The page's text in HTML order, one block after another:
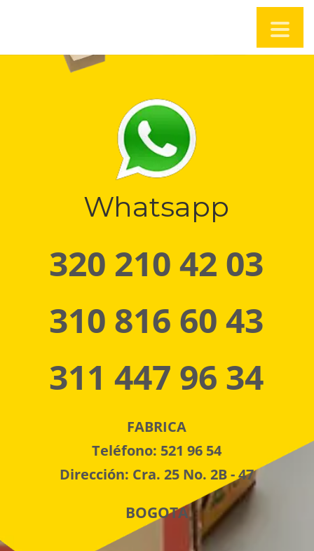
Whatsapp
320 210 42 03
310 816 60 43
311 447 96 34
FABRICA
Teléfono: 521 96 54
Dirección: Cra. 25 No. 2B - 47
BOGOTA